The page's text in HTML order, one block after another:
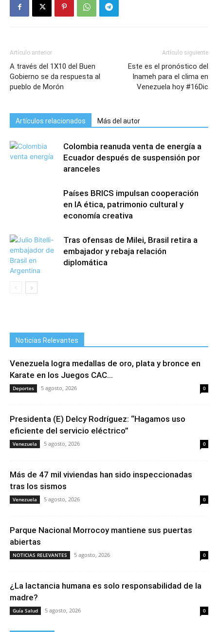
Artículo anterior
A través del 1X10 del Buen
Gobierno se da respuesta al
pueblo de Morón
Artículo siguiente
Este es el pronóstico del
Inameh para el clima en
Venezuela hoy #16Dic
Artículos relacionados Más del autor
Colombia reanuda venta de energía a
Ecuador después de suspensión por
aranceles
Países BRICS impulsan cooperación
en IA ética, patrimonio cultural y
economía creativa
Tras ofensas de Milei, Brasil retira a
embajador y rebaja relación
diplomática
Noticias Relevantes
Venezuela logra medallas de oro, plata y bronce en
Karate en los Juegos CAC...
Deportes 5 agosto, 2026 0
Presidenta (E) Delcy Rodríguez: “Hagamos uso
eficiente del servicio eléctrico”
Venezuela 5 agosto, 2026 0
Más de 47 mil viviendas han sido inspeccionadas
tras los sismos
Venezuela 5 agosto, 2026 0
Parque Nacional Morrocoy mantiene sus puertas
abiertas
NOTICIAS RELEVANTES 5 agosto, 2026 0
¿La lactancia humana es solo responsabilidad de la
madre?
Guía Salud 5 agosto, 2026 0